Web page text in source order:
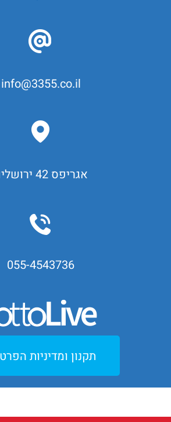
info@3355.co.il
אגריפס 42 ירושלים
055-4543736
תקנון ומדיניות